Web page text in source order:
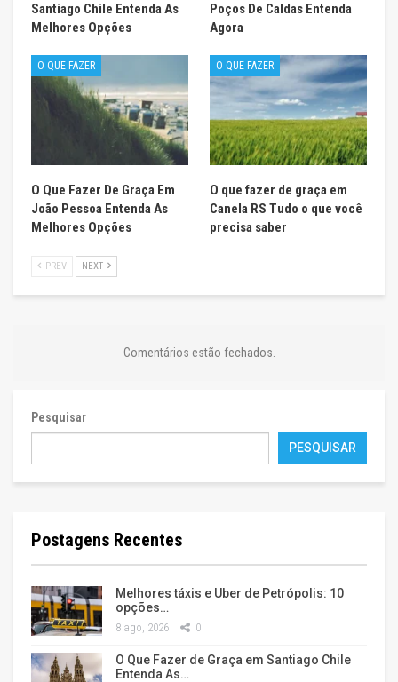
Santiago Chile Entenda As
Melhores Opções
Poços De Caldas Entenda
Agora
O QUE FAZER
O Que Fazer De Graça Em
João Pessoa Entenda As
Melhores Opções
O QUE FAZER
O que fazer de graça em
Canela RS Tudo o que você
precisa saber
PREV NEXT
Comentários estão fechados.
Pesquisar
PESQUISAR
Postagens Recentes
Melhores táxis e Uber de Petrópolis: 10
opções…
8 ago, 2026 0
O Que Fazer de Graça em Santiago Chile
Entenda As…